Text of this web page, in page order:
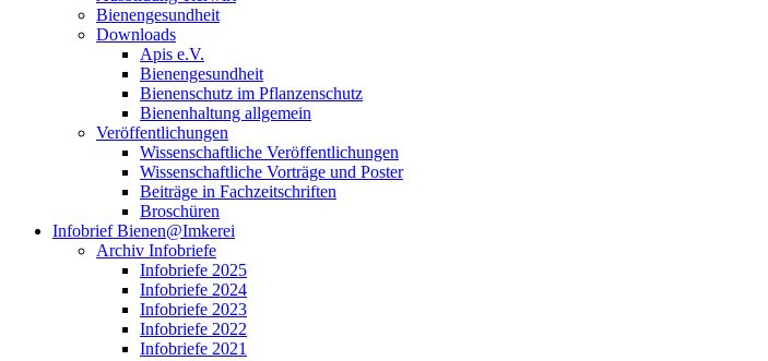
Bienengesundheit
Downloads
Apis e.V.
Bienengesundheit
Bienenschutz im Pflanzenschutz
Bienenhaltung allgemein
Veröffentlichungen
Wissenschaftliche Veröffentlichungen
Wissenschaftliche Vorträge und Poster
Beiträge in Fachzeitschriften
Broschüren
Infobrief Bienen@Imkerei
Archiv Infobriefe
Infobriefe 2025
Infobriefe 2024
Infobriefe 2023
Infobriefe 2022
Infobriefe 2021